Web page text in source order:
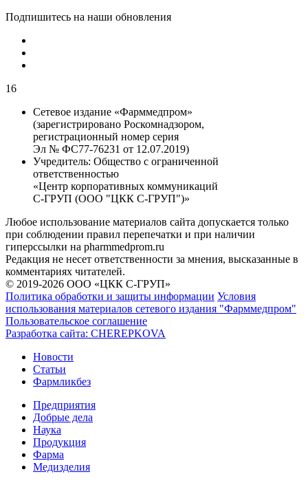
Подпишитесь на наши обновления
16
Сетевое издание «Фарммедпром»
(зарегистрировано Роскомнадзором,
регистрационный номер серия
Эл № ФС77-76231 от 12.07.2019)
Учредитель: Общество с ограниченной
ответственностью
«Центр корпоративных коммуникаций
С-ГРУП (ООО "ЦКК С-ГРУП")»
Любое использование материалов сайта допускается только
при соблюдении правил перепечатки и при наличии
гиперссылки на pharmmedprom.ru
Редакция не несет ответственности за мнения, высказанные в
комментариях читателей.
© 2019-2026 ООО «ЦКК С-ГРУП»
Политика обработки и защиты информации Условия
использования материалов сетевого издания "Фарммедпром"
Пользовательское соглашение
Разработка сайта: CHEREPKOVA
Новости
Статьи
Фармликбез
Предприятия
Добрые дела
Наука
Продукция
Фарма
Медизделия